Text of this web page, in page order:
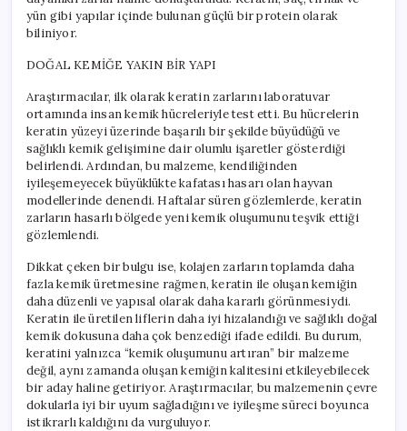
yün gibi yapılar içinde bulunan güçlü bir protein olarak
biliniyor.
DOĞAL KEMİĞE YAKIN BİR YAPI
Araştırmacılar, ilk olarak keratin zarlarını laboratuvar
ortamında insan kemik hücreleriyle test etti. Bu hücrelerin
keratin yüzeyi üzerinde başarılı bir şekilde büyüdüğü ve
sağlıklı kemik gelişimine dair olumlu işaretler gösterdiği
belirlendi. Ardından, bu malzeme, kendiliğinden
iyileşemeyecek büyüklükte kafatası hasarı olan hayvan
modellerinde denendi. Haftalar süren gözlemlerde, keratin
zarların hasarlı bölgede yeni kemik oluşumunu teşvik ettiği
gözlemlendi.
Dikkat çeken bir bulgu ise, kolajen zarların toplamda daha
fazla kemik üretmesine rağmen, keratin ile oluşan kemiğin
daha düzenli ve yapısal olarak daha kararlı görünmesiydi.
Keratin ile üretilen liflerin daha iyi hizalandığı ve sağlıklı doğal
kemik dokusuna daha çok benzediği ifade edildi. Bu durum,
keratini yalnızca “kemik oluşumunu artıran” bir malzeme
değil, aynı zamanda oluşan kemiğin kalitesini etkileyebilecek
bir aday haline getiriyor. Araştırmacılar, bu malzemenin çevre
dokularla iyi bir uyum sağladığını ve iyileşme süreci boyunca
istikrarlı kaldığını da vurguluyor.